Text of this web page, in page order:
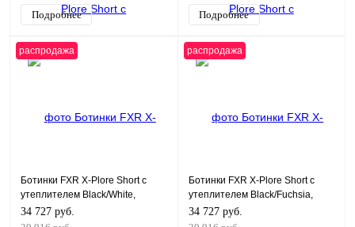
Подробнее
Подробнее
распродажа
Ботинки FXR X-Plore Short с
утеплителем Black/White,
10,5/12,5
34 727 руб.
распродажа
Ботинки FXR X-Plore Short с
утеплителем Black/Fuchsia,
6.5/8.5/39
34 727 руб.